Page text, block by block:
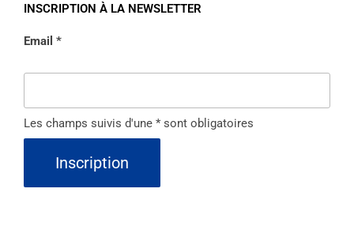
INSCRIPTION À LA NEWSLETTER
Email *
Les champs suivis d'une * sont obligatoires